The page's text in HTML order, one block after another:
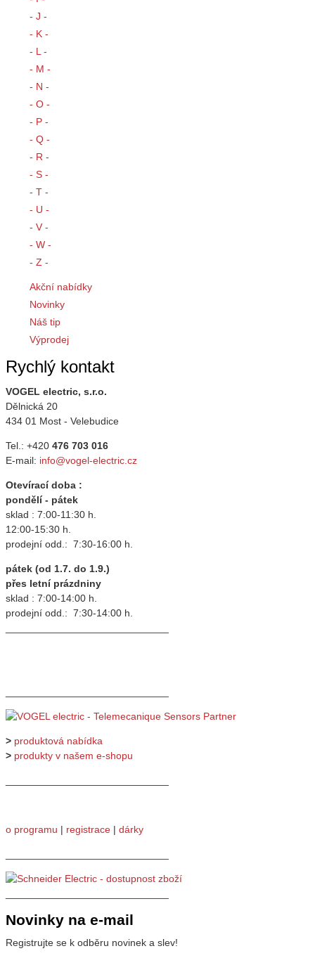
- I -
- J -
- K -
- L -
- M -
- N -
- O -
- P -
- Q -
- R -
- S -
- T -
- U -
- V -
- W -
Akční nabídky
Novinky
Náš tip
Rychlý kontakt
VOGEL electric, s.r.o.
Dělnická 20
Tel.: +420476 703 016
Otevírací doba :
pondělí - pátek
sklad : 7:00-11:30 h.
12:00-15:30 h.
pátek (od 1.7. do 1.9.)
přes letní prázdniny
sklad : 7:00-14:00 h.
> produktová nabídka
Novinky na e-mail